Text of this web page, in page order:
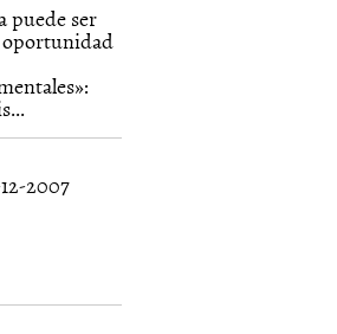
puede ser
2007